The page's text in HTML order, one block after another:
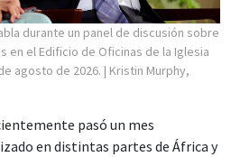
durante un panel de discusión sobre
en el Edificio de Oficinas de la Iglesia
agosto de 2026. | Kristin Murphy,
pasó un mes
en distintas partes de África y